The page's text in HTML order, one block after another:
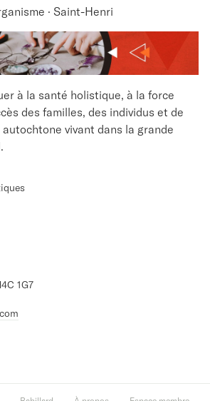
· Saint-Henri
à la santé holistique, à la force
des familles, des individus et de
vivant dans la grande
1G7